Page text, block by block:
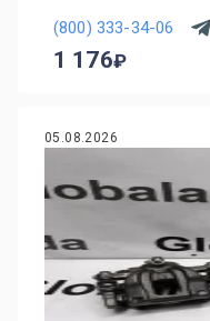
(800) 333-34-06
1 176
05.08.2026